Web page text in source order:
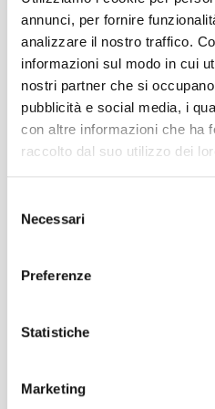
annunci, per fornire
analizzare il nostro traffico.
informazioni sul modo in cui
nostri partner che si
pubblicità e social media, i
con altre informazioni che ha
raccolto dal suo utilizzo dei
delNecessari
Preferenze
Statistiche
Marketing
Online sul sito AMT.
su smartphone. Puoi
di 13 €. Se preferisci recarti in
prendere un appuntamento
di Genova)
Nella promozione
Ero titolare MIV: come
È disponibile l’Abbonamento
Consente di viaggiare su:
linee bus con capolinea